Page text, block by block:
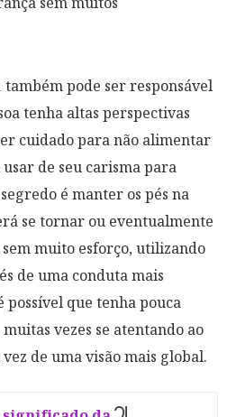
também pode ser responsável
tenha altas perspectivas
cuidado para não alimentar
de seu carisma para
é manter os pés na
se tornar ou eventualmente
muito esforço, utilizando
de uma conduta mais
possível que tenha pouca
vezes se atentando ao
de uma visão mais global.